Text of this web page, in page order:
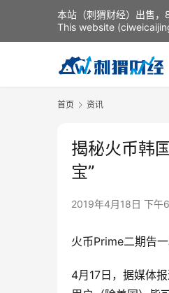
首页 资讯
揭秘火币韩
宝”
2019年4月18日 下午
火币Prime二期告
4月17日，据媒体
本站（刺猬财经）出售
This website